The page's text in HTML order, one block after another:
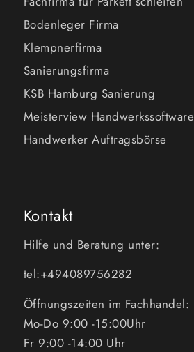
Bodenleger Firma
Klempnerfirma
Sanierungsfirma
KSB Hamburg Sanierung
Meisterview Handwerkssoftware
Handwerker Auftragsbörse
Kontakt
Hilfe und Beratung unter:
tel:+494089756282
Öffnungszeiten im Fachhandel:
Mo-Do 9:00 -15:00Uhr
Fr 9:00 -14:00 Uhr